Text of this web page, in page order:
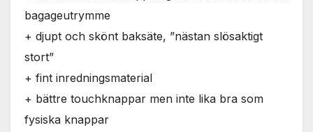
bagageutrymme
+ djupt och skönt baksäte, ”nästan slösaktigt
stort”
+ fint inredningsmaterial
+ bättre touchknappar men inte lika bra som
fysiska knappar